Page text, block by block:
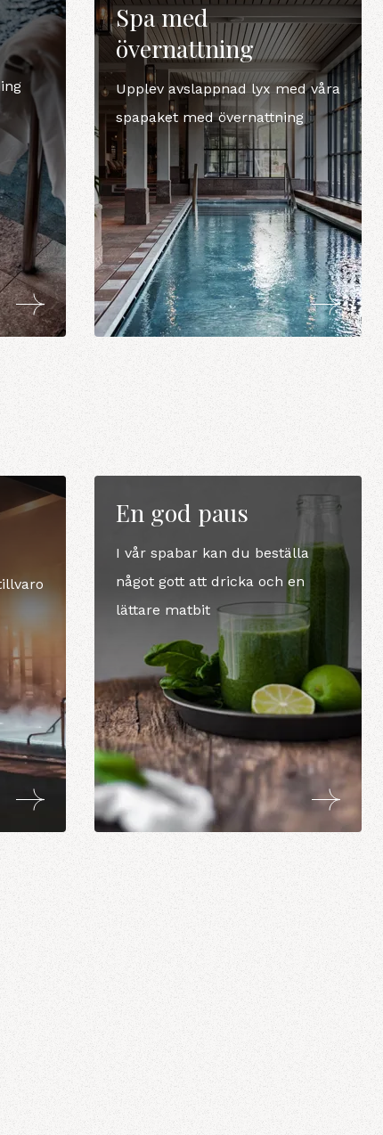
Spa med
övernattning
Upplev avslappnad lyx med våra
spapaket med övernattning
En god paus
I vår spabar kan du beställa
något gott att dricka och en
lättare matbit